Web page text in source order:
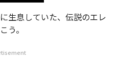
生息していた、伝説のエレ
う。